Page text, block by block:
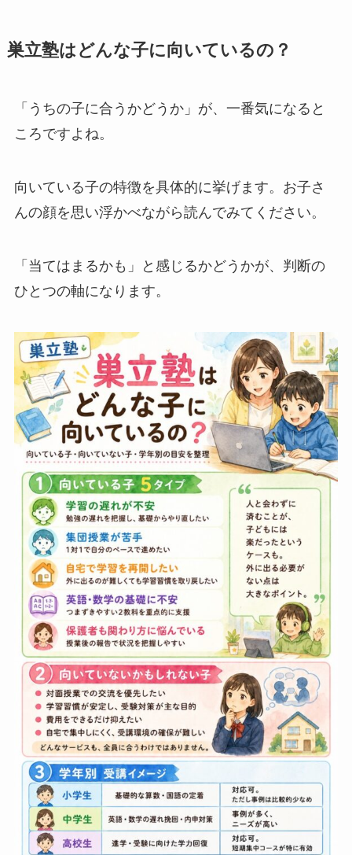
巣立塾はどんな子に向いているの？
「うちの子に合うかどうか」が、一番気になると
ころですよね。
向いている子の特徴を具体的に挙げます。お子さ
んの顔を思い浮かべながら読んでみてください。
「当てはまるかも」と感じるかどうかが、判断の
ひとつの軸になります。